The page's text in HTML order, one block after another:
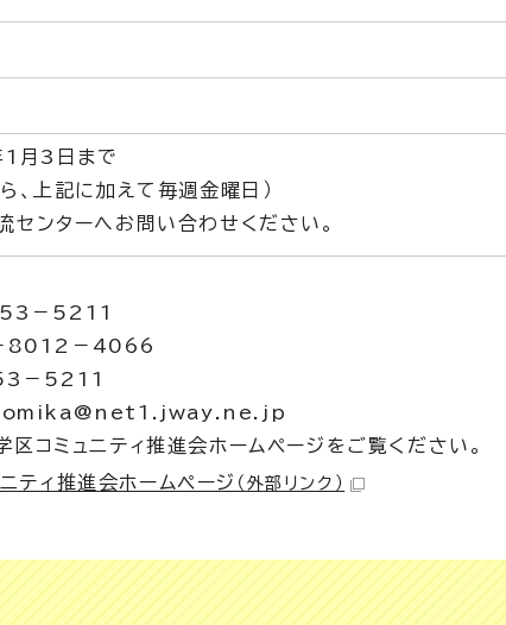
月3日まで
、上記に加えて毎週金曜日）
センターへお問い合わせください。
53－5211
8012－4066
－5211
oomika@net1.jway.ne.jp
コミュニティ推進会ホームページをご覧ください。
ティ推進会ホームページ （外部リンク）